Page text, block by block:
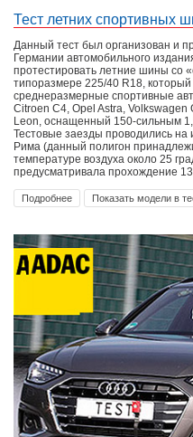
Тест летних спортивных
Данный тест был организован и
Германии автомобильного
протестировать летние шины со
типоразмере 225/40 R18,
среднеразмерные спортивные
Citroen C4, Opel Astra, Volkswagen
Leon, оснащенный 150-сильным
Тестовые заезды проводились
Рима (данный полигон
температуре воздуха около 25
предусматривала прохождение
Подробнее Показать модели в